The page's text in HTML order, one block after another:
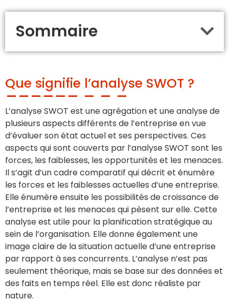
Sommaire
Que signifie l’analyse SWOT ?
L’analyse SWOT est une agrégation et une analyse de
plusieurs aspects différents de l’entreprise en vue
d’évaluer son état actuel et ses perspectives. Ces
aspects qui sont couverts par l’analyse SWOT sont les
forces, les faiblesses, les opportunités et les menaces.
Il s’agit d’un cadre comparatif qui décrit et énumère
les forces et les faiblesses actuelles d’une entreprise.
Elle énumère ensuite les possibilités de croissance de
l’entreprise et les menaces qui pèsent sur elle. Cette
analyse est utile pour la planification stratégique au
sein de l’organisation. Elle donne également une
image claire de la situation actuelle d’une entreprise
par rapport à ses concurrents. L’analyse n’est pas
seulement théorique, mais se base sur des données et
des faits en temps réel. Elle est donc réaliste par
nature.